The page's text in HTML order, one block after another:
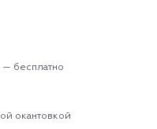
— бесплатно
окантовкой